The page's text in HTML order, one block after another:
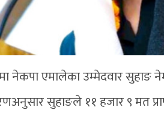
नेकपा एमालेका उम्मेदवार सुहाङ
सुहाङले ११ हजार ९ मत